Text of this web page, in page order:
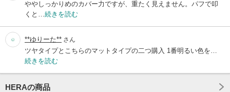
ややしっかりめのカバー力ですが、重たく見えません。パフで叩
くと… 続きを読む
**ゆりーた** さん
ツヤタイプとこちらのマットタイプの二つ購入 1番明るい色を…
続きを読む
HERAの商品